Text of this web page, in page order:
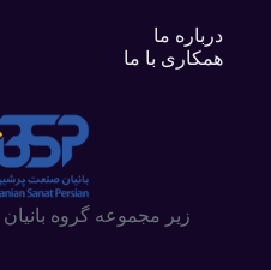
درباره ما
همکاری با ما
زیر مجموعه گروه